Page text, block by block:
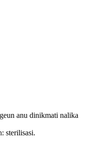
anu dinikmati nalika
sterilisasi.